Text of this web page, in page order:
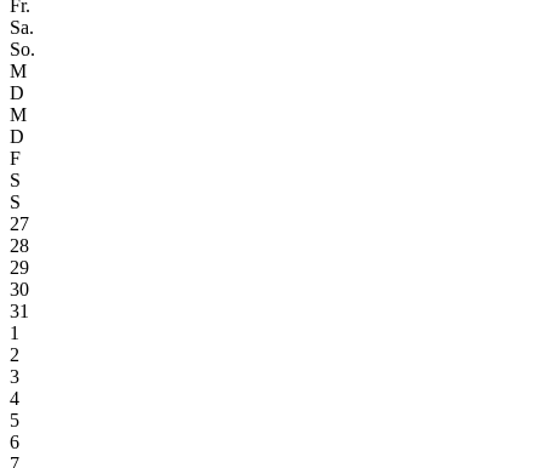
Fr.
Sa.
So.
M
D
M
D
F
S
S
27
28
29
30
31
1
2
3
4
5
6